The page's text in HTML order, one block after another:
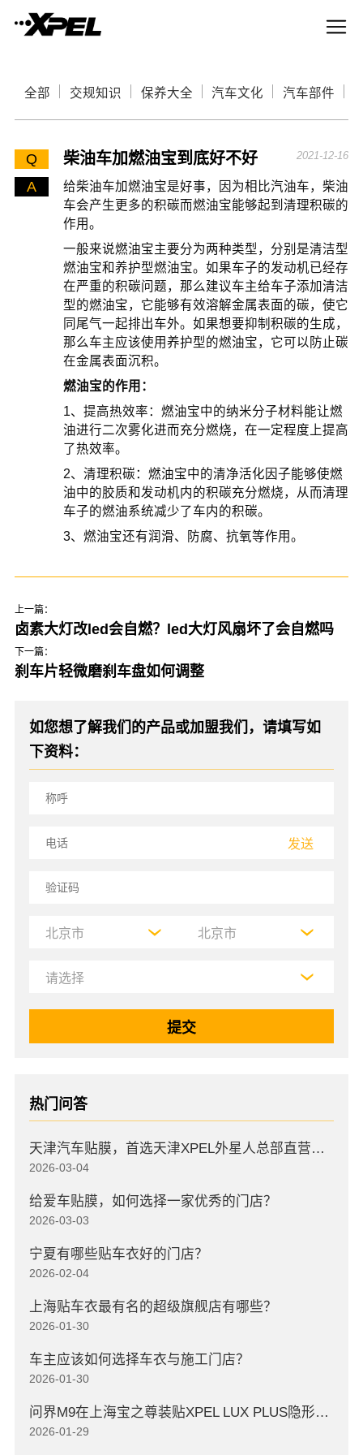
全部 交规知识 保养大全 汽车文化 汽车部件
Q 柴油车加燃油宝到底好不好 2021-12-16
A
给柴油车加燃油宝是好事，因为相比汽油车，柴油
车会产生更多的积碳而燃油宝能够起到清理积碳的
作用。
一般来说燃油宝主要分为两种类型，分别是清洁型
燃油宝和养护型燃油宝。如果车子的发动机已经存
在严重的积碳问题，那么建议车主给车子添加清洁
型的燃油宝，它能够有效溶解金属表面的碳，使它
同尾气一起排出车外。如果想要抑制积碳的生成，
那么车主应该使用养护型的燃油宝，它可以防止碳
在金属表面沉积。
燃油宝的作用：
1、提高热效率：燃油宝中的纳米分子材料能让燃
油进行二次雾化进而充分燃烧，在一定程度上提高
了热效率。
2、清理积碳：燃油宝中的清净活化因子能够使燃
油中的胶质和发动机内的积碳充分燃烧，从而清理
车子的燃油系统减少了车内的积碳。
3、燃油宝还有润滑、防腐、抗氧等作用。
上一篇：
卤素大灯改led会自燃？led大灯风扇坏了会自燃吗
下一篇：
刹车片轻微磨刹车盘如何调整
如您想了解我们的产品或加盟我们，请填写如
下资料：
发送
热门问答
天津汽车贴膜，首选天津XPEL外星人总部直营店，高口碑店
2026-03-04
给爱车贴膜，如何选择一家优秀的门店？
2026-03-03
宁夏有哪些贴车衣好的门店？
2026-02-04
上海贴车衣最有名的超级旗舰店有哪些？
2026-01-30
车主应该如何选择车衣与施工门店？
2026-01-30
问界M9在上海宝之尊装贴XPEL LUX PLUS隐形车衣
2026-01-29